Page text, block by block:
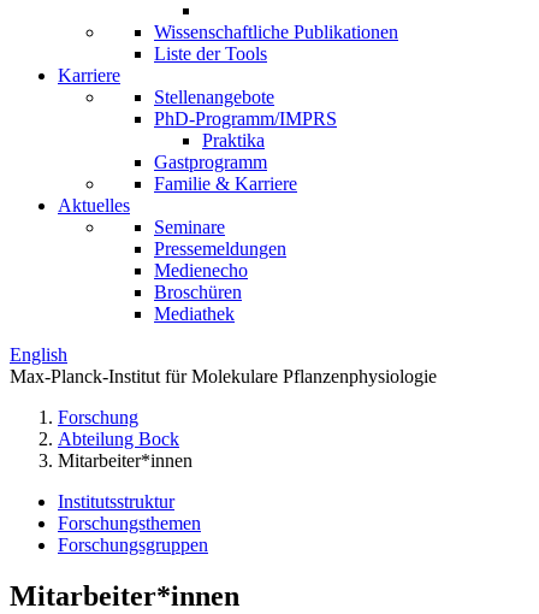
Wissenschaftliche Publikationen
Liste der Tools
Karriere
Stellenangebote
PhD-Programm/IMPRS
Praktika
Gastprogramm
Familie & Karriere
Aktuelles
Seminare
Pressemeldungen
Medienecho
Broschüren
Mediathek
English
Max-Planck-Institut für Molekulare Pflanzenphysiologie
Forschung
Abteilung Bock
Mitarbeiter*innen
Institutsstruktur
Forschungsthemen
Forschungsgruppen
Mitarbeiter*innen